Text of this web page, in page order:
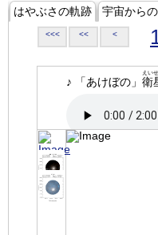
はやぶさの軌跡 宇宙から
<<< << <
♪ 「あけぼの」 衛
えい